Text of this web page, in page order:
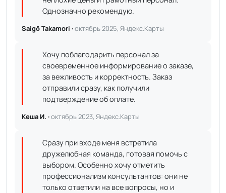
Однозначно рекомендую.
Saigō Takamori ·октябрь 2025, Яндекс.Карты
Хочу поблагодарить персонал за
своевременное информирование о заказе,
за вежливость и корректность. Заказ
отправили сразу, как получили
подтверждение об оплате.
Кеша И. ·октябрь 2023, Яндекс.Карты
Сразу при входе меня встретила
дружелюбная команда, готовая помочь с
выбором. Особенно хочу отметить
профессионализм консультантов: они не
только ответили на все вопросы, но и